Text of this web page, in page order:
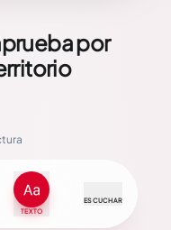
por
TEXTO
ESCUCHAR